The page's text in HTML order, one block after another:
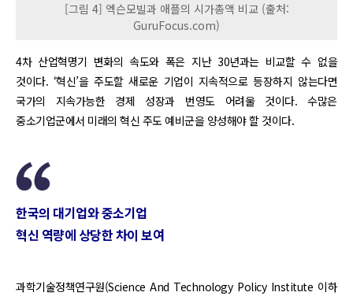
[그림 4] 엑슨모빌과 애플의 시가총액 비교 (출처:
GuruFocus.com)
4차 산업혁명기 변화의 속도와 폭은 지난 30년과는 비교할 수 없을
것이다. ‘혁신’을 주도할 새로운 기업이 지속적으로 등장하지 않는다면
국가의 지속가능한 경제 성장과 번영도 어려울 것이다. 수많은
중소기업군에서 미래의 혁신 주도 예비군을 양성해야 할 것이다.
한국의 대기업와 중소기업
혁신 역량에 상당한 차이 보여
과학기술정책연구원(Science And Technology Policy Institute 이하